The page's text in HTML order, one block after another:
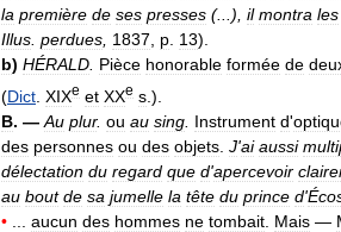
la première de ses presses (...), il montra les
Illus perdues 1837 p 13).
b) HÉRALD Pièce honorable formée de
(Dict XIXe et XXe s .).
B. — Au plur. ou au sing Instrument d'
des personnes ou des objets J'ai aussi
délectation du regard que d'apercevoir
au bout de sa jumelle la tête du prince d'
•
aucun des hommes ne tombait Mais —